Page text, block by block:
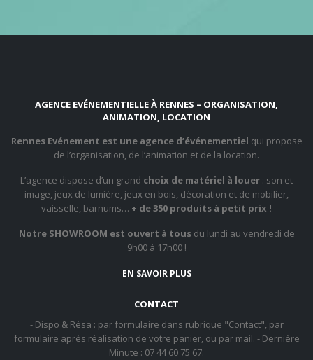
AGENCE EVÉNEMENTIELLE À RENNES – ORGANISATION,
ANIMATION, LOCATION
Rennes Evénement est une agence d’événementiel qui propose
de l’organisation, de l’animation et de la location.
L’agence dispose d’un grand choix de matériel à louer : son et
image, jeux de lumière, jeux en bois, décoration et de mobilier,
vaisselle, barnums… + de 350 produits à petit prix !
Notre SHOWROOM est ouvert à tousdu lundi au vendredi de
9h00 à 17h00 !
EN SAVOIR PLUS
CONTACT
- Dispo & Résa : par formulaire dans rubrique "Contact", par
formulaire après réalisation de votre panier, ou par mail. - Dernière
Minute : 07 44 60 75 67.